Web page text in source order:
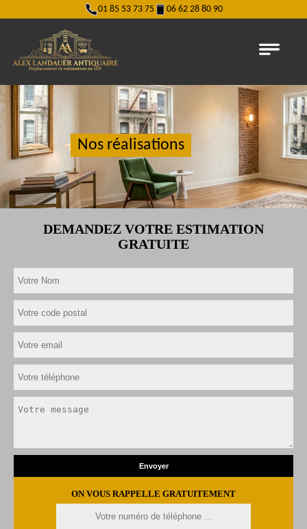
01 85 53 73 75 06 62 28 80 90
Nos réalisations
DEMANDEZ VOTRE ESTIMATION
GRATUITE
ON VOUS RAPPELLE GRATUITEMENT